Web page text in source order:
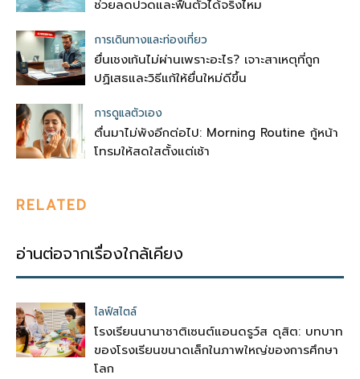
ช่วยลดปวดและฟื้นตัวได้จริงไหม
การเดินทางและท่องเที่ยว
ยื่นเชงเก้นไม่ผ่านเพราะอะไร? เจาะสาเหตุที่ถูก
ปฏิเสธและวิธีแก้ให้ยื่นใหม่ดีขึ้น
การดูแลตัวเอง
ตื่นมาไม่พังอีกต่อไป: Morning Routine กู้หน้า
โทรมให้สดใสตั้งแต่เช้า
RELATED
อ่านต่อจากเรื่องใกล้เคียง
ไลฟ์สไตล์
โรงเรียนนานาชาติเซนต์แอนดรูว์ส ดุสิต: บทบาท
ของโรงเรียนขนาดเล็กในภาพใหญ่ของการศึกษา
โลก